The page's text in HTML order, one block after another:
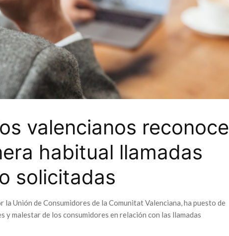
valencianos reconoce
habitual llamadas
solicitadas
la Unión de Consumidores de la Comunitat Valenciana, ha puesto de
y malestar de los consumidores en relación con las llamadas